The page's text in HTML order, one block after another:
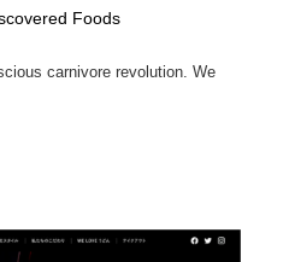
Foods
carnivore revolution. We